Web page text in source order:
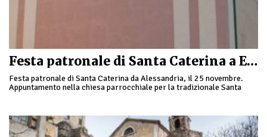
Festa patronale di Santa Caterina a Erli
Festa patronale di Santa Caterina da Alessandria, il 25 novembre.
Appuntamento nella chiesa parrocchiale per la tradizionale Santa